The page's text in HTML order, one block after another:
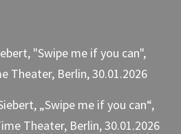
„Swipe me if you can“,
Theater, Berlin, 30.01.2026